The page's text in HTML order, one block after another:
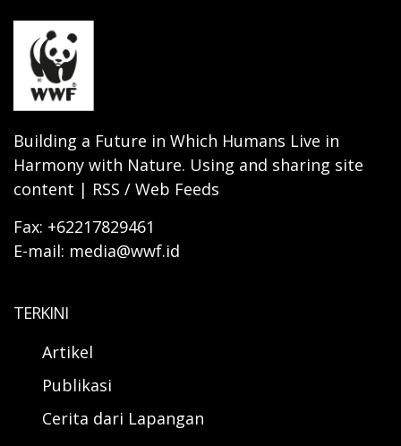
Building a Future in Which Humans Live in
Harmony with Nature. Using and sharing site
content | RSS / Web Feeds
Fax: +62217829461
E-mail: media@wwf.id
TERKINI
Artikel
Publikasi
Cerita dari Lapangan